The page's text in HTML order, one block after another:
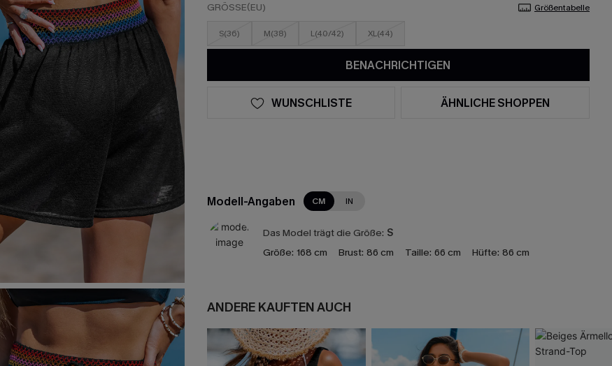
GRÖSSE(EU) Größentabelle
S(36) M(38) L(40/42) XL(44)
BENACHRICHTIGEN
WUNSCHLISTE ÄHNLICHE SHOPPEN
Modell-Angaben CM IN
Das Model trägt die Größe: S
Größe: 168 cm Brust: 86 cm Taille: 66 cm Hüfte: 86 cm
ANDERE KAUFTEN AUCH